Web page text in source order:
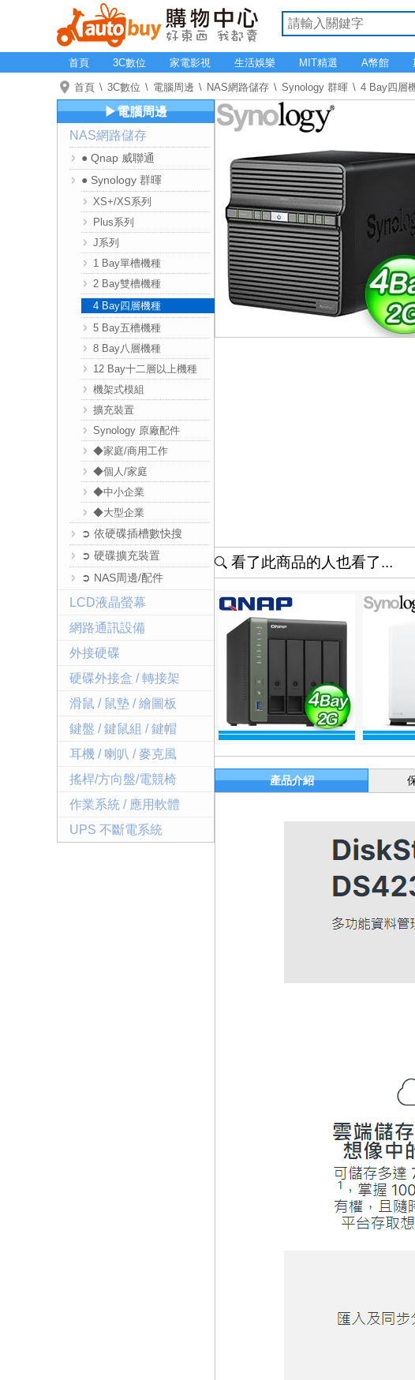
首頁 3C數位 家電影視 生活娛樂 MIT精選 A幣館
首頁 3C數位 電腦周邊 NAS網路儲存 Synology 群暉 4 Bay四層
看了此商品的人也看了...
產品介紹
▶電腦周邊
NAS網路儲存
● Qnap 威聯通
● Synology 群暉
XS+/XS系列
Plus系列
J系列
1 Bay單槽機種
2 Bay雙槽機種
4 Bay四層機種
5 Bay五槽機種
8 Bay八層機種
12 Bay十二層以上機種
機架式模組
擴充裝置
Synology 原廠配件
◆家庭/商用工作
◆個人/家庭
◆中小企業
◆大型企業
➲ 依硬碟插槽數快搜
➲ 硬碟擴充裝置
➲ NAS周邊/配件
LCD液晶螢幕
網路通訊設備
外接硬碟
硬碟外接盒 / 轉接架
滑鼠 / 鼠墊 / 繪圖板
鍵盤 / 鍵鼠組 / 鍵帽
耳機 / 喇叭 / 麥克風
搖桿/方向盤/電競椅
作業系統 / 應用軟體
UPS 不斷電系統